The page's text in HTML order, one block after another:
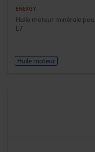
ENERGY
Huile moteur minérale
E7
Huile moteur